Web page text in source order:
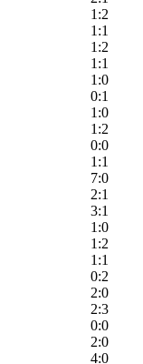
1:2
1:1
1:2
1:1
1:0
0:1
1:0
1:2
0:0
1:1
7:0
2:1
3:1
1:0
1:2
1:1
0:2
2:0
2:3
0:0
2:0
4:0